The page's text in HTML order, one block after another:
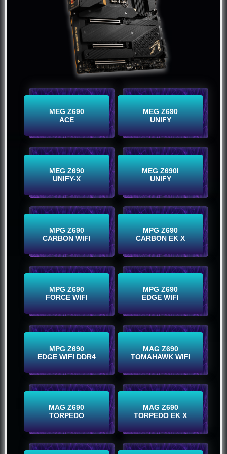
MEG Z690
ACE
Comprar
MEG Z690
UNIFY
Comprar
MEG Z690
UNIFY-X
Comprar
MEG Z690I
UNIFY
Comprar
MPG Z690
CARBON WIFI
Comprar
MPG Z690
CARBON EK X
Comprar
MPG Z690
FORCE WIFI
Comprar
MPG Z690
EDGE WIFI
Comprar
MPG Z690
EDGE WIFI DDR4
Comprar
MAG Z690
TOMAHAWK WIFI
Comprar
MAG Z690
TORPEDO
Comprar
MAG Z690
TORPEDO EK X
Comprar